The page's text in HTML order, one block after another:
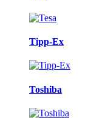
Tipp-Ex
Toshiba